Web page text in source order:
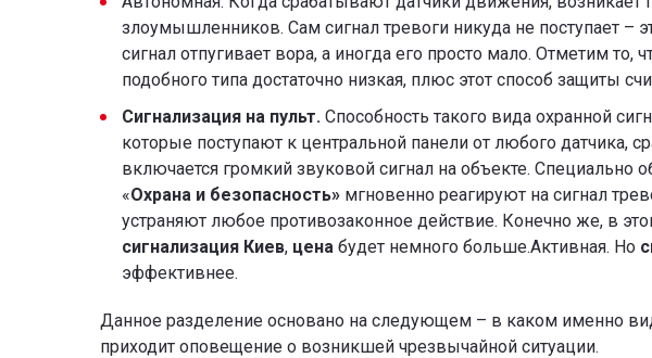
злоумышленников. Сам сигнал тревоги никуда не поступает –
сигнал отпугивает вора, а иногда его просто мало. Отметим то,
подобного типа достаточно низкая, плюс этот способ защиты
Сигнализация на пульт. Способность такого вида охранной
которые поступают к центральной панели от любого датчика,
включается громкий звуковой сигнал на объекте. Специально
«Охрана и безопасность» мгновенно реагируют на сигнал
устраняют любое противозаконное действие. Конечно же, в
сигнализация Киев, цена будет немного больше.Активная. Но
эффективнее.
Данное разделение основано на следующем – в каком именно
приходит оповещение о возникшей чрезвычайной ситуации.